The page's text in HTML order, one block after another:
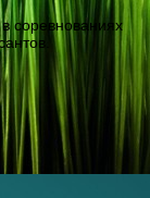
соревнованиях